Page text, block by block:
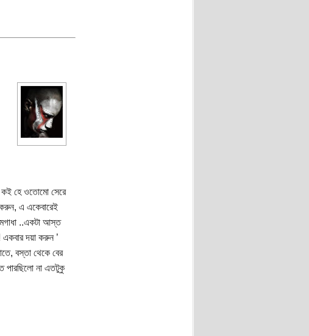
কই হে ওতোমো সেরে
এ একেবারেই
..একটা আস্ত
দয়া করুন ’
বস্তা থেকে বের
পারছিলো না এতটুকু